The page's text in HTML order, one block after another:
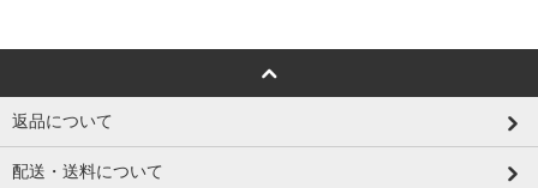
返品について
配送・送料について